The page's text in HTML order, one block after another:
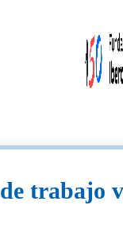
trabajo